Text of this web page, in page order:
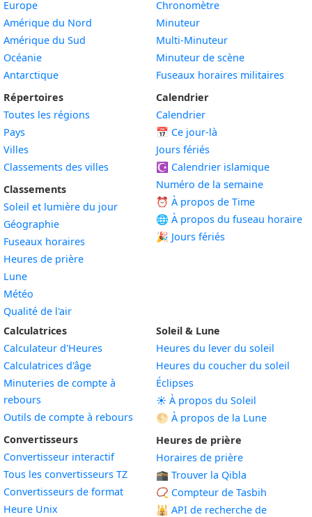
Europe
Amérique du Nord
Amérique du Sud
Océanie
Antarctique
Répertoires
Toutes les régions
Pays
Villes
Classements des villes
Classements
Soleil et lumière du jour
Géographie
Fuseaux horaires
Heures de prière
Lune
Météo
Qualité de l'air
Chronomètre
Minuteur
Multi-Minuteur
Minuteur de scène
Fuseaux horaires militaires
Calendrier
Calendrier
📅 Ce jour-là
Jours fériés
☪️ Calendrier islamique
Numéro de la semaine
⏰ À propos de Time
🌐 À propos du fuseau horaire
🎉 Jours fériés
Calculatrices
Calculateur d'Heures
Calculatrices d'âge
Minuteries de compte à
rebours
Outils de compte à rebours
Convertisseurs
Convertisseur interactif
Tous les convertisseurs TZ
Convertisseurs de format
Heure Unix
Soleil & Lune
Heures du lever du soleil
Heures du coucher du soleil
Éclipses
☀️ À propos du Soleil
🌕 À propos de la Lune
Heures de prière
Horaires de prière
🕋 Trouver la Qibla
📿 Compteur de Tasbih
🕌 API de recherche de